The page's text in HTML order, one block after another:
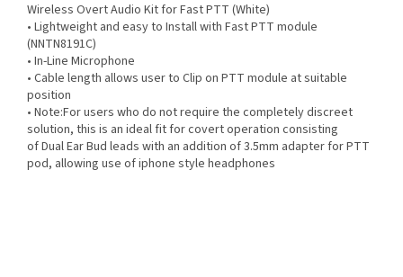
Wireless Overt Audio Kit for Fast PTT (White)
• Lightweight and easy to Install with Fast PTT module
(NNTN8191C)
• In-Line Microphone
• Cable length allows user to Clip on PTT module at suitable
position
• Note:For users who do not require the completely discreet
solution, this is an ideal fit for covert operation consisting
of Dual Ear Bud leads with an addition of 3.5mm adapter for PTT
pod, allowing use of iphone style headphones